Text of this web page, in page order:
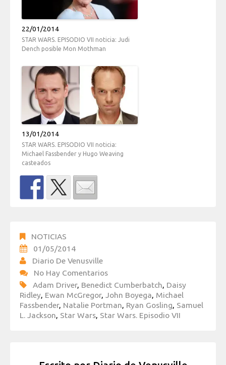
22/01/2014
STAR WARS. EPISODIO VII noticia: Judi
Dench posible Mon Mothman
13/01/2014
STAR WARS. EPISODIO VII noticia:
Michael Fassbender y Hugo Weaving
casteados
NOTICIAS
01/05/2014
Diario De Venusville
No Hay Comentarios
Adam Driver, Benedict Cumberbatch, Daisy
Ridley, Ewan McGregor, John Boyega, Michael
Fassbender, Natalie Portman, Ryan Gosling, Samuel
L. Jackson, Star Wars, Star Wars. Episodio VII